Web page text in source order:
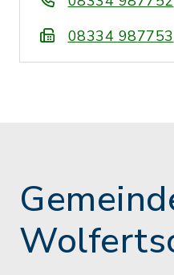
08334 987753